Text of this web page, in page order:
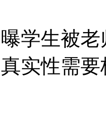
消耗弹药15万发
生被老
实性需要